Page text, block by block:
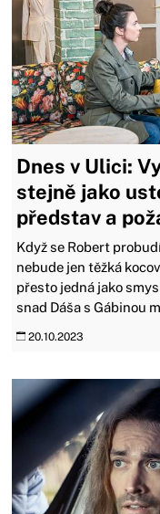
Dnes v Ulici:
stejně jako
představ a
Když se Robert
nebude jen těžká
přesto jedná jako
snad Dáša s Gábinou
20.10.2023